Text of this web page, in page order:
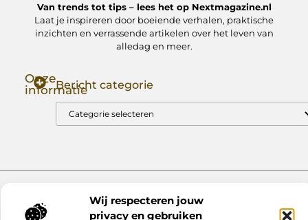
Wij respecteren jouw
privacy en gebruiken
Van trends tot tips – lees het op Nextmagazine.nl
Laat je inspireren door boeiende verhalen, praktische
inzichten en verrassende artikelen over het leven van
alledag en meer.
Onze
informatieBericht categorie
@2025 www.nextmagazine.nl. All Right Reserved.